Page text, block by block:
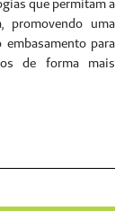
que permitam a
promovendo uma
para
de forma mais